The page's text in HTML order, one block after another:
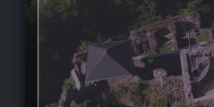
Wir waren Silvester und
Burg. Das Ambiente ist
Menschen auf die man
war total lecker und
leckeren Gruß aus der